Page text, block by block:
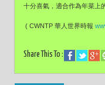
十分喜氣，適合作為年菜上
( CWNTP 華人世界時報
Share This To :